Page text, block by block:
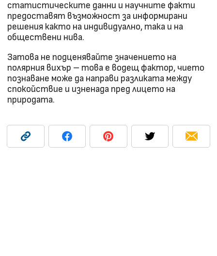
статистическите данни и научните факти
предоставят възможност за информирани
решения както на индивидуално, така и на
обществени нива.
Затова не подценявайте значението на
полярния вихър – това е водещ фактор, чието
познаване може да направи разликата между
спокойствие и изненада пред лицето на
природата.